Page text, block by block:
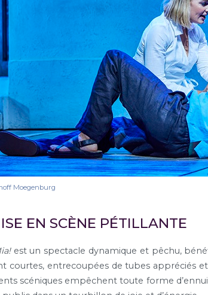
Moegenburg
EN SCÈNE PÉTILLANTE
est un spectacle dynamique et pêchu,
courtes, entrecoupées de tubes
scéniques empêchent toute forme